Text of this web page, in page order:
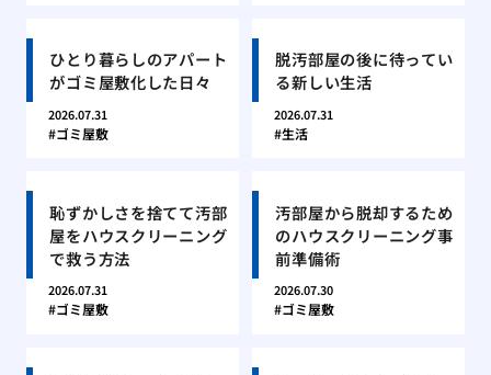
ひとり暮らしのアパート
がゴミ屋敷化した日々
2026.07.31
ゴミ屋敷
脱汚部屋の後に待ってい
る新しい生活
2026.07.31
生活
恥ずかしさを捨てて汚部
屋をハウスクリーニング
で救う方法
2026.07.31
ゴミ屋敷
汚部屋から脱却するため
のハウスクリーニング事
前準備術
2026.07.30
ゴミ屋敷